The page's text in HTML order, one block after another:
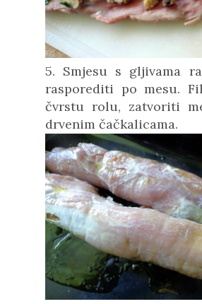
5. Smjesu s gljivama
rasporediti po mesu.
čvrstu rolu, zatvoriti
drvenim čačkalicama.